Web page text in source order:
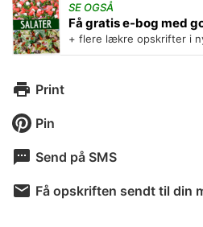
SE OGSÅ
Få gratis e-bog med
+ flere lækre opskrifter i
Print
Pin
Send på SMS
Få opskriften sendt til din